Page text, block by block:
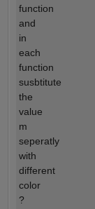
function
and
in
each
function
susbtitute
the
value
m
seperatly
with
different
color
?